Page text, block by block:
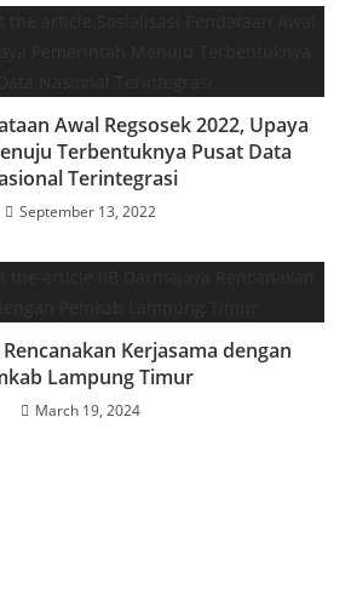
Awal Regsosek 2022, Upaya
Terbentuknya Pusat Data
Terintegrasi
September 13, 2022
Kerjasama dengan
Lampung Timur
March 19, 2024